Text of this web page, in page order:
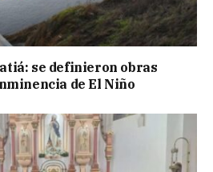
se definieron obras
de El Niño